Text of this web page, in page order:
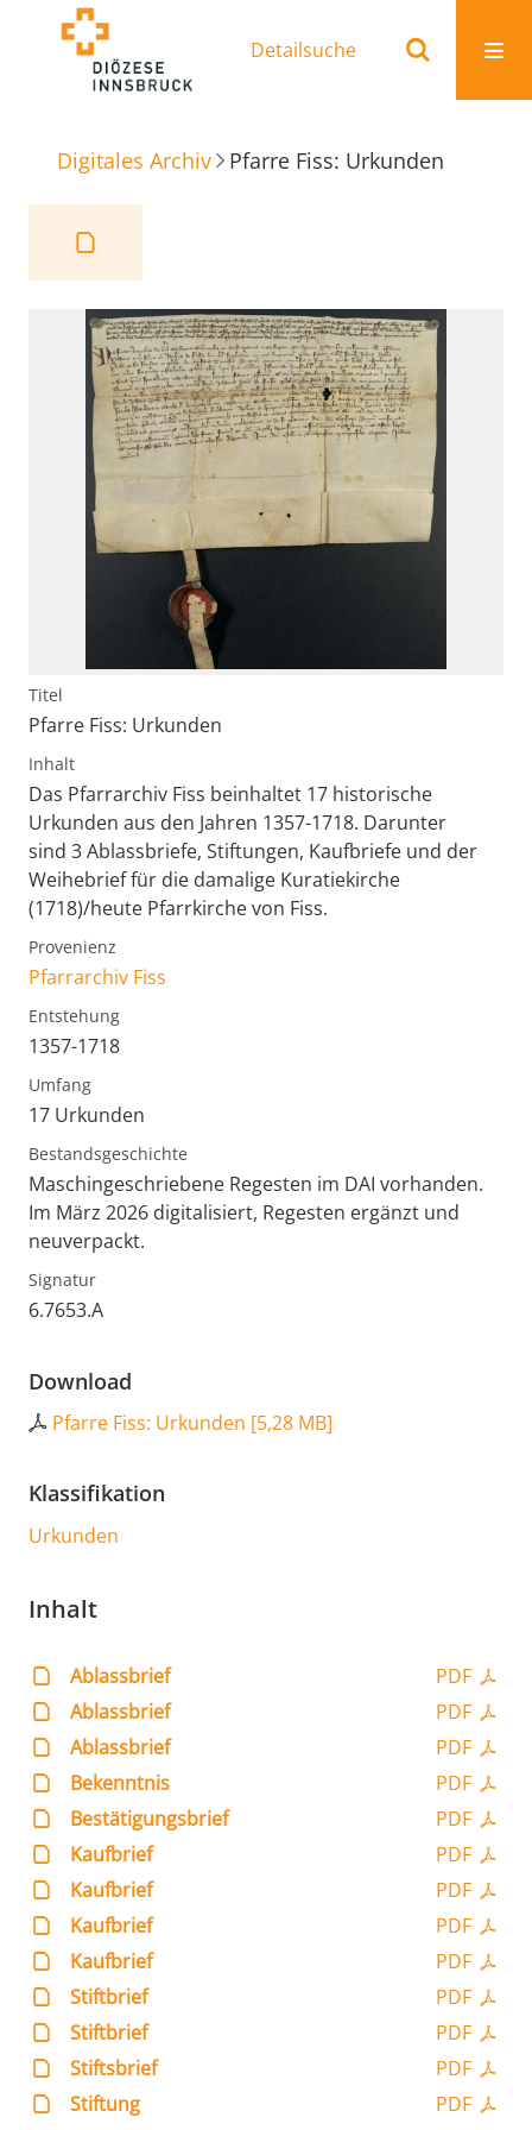
Detailsuche
Digitales Archiv Pfarre Fiss: Urkunden
Titel
Pfarre Fiss: Urkunden
Inhalt
Das Pfarrarchiv Fiss beinhaltet 17 historische
Urkunden aus den Jahren 1357-1718. Darunter
sind 3 Ablassbriefe, Stiftungen, Kaufbriefe und der
Weihebrief für die damalige Kuratiekirche
(1718)/heute Pfarrkirche von Fiss.
Provenienz
Pfarrarchiv Fiss
Entstehung
1357-1718
Umfang
17 Urkunden
Bestandsgeschichte
Maschingeschriebene Regesten im DAI vorhanden.
Im März 2026 digitalisiert, Regesten ergänzt und
neuverpackt.
Signatur
6.7653.A
Download
Pfarre Fiss: Urkunden [5,28 MB]
Klassifikation
Urkunden
Inhalt
PDF
Ablassbrief
PDF
Ablassbrief
PDF
Ablassbrief
PDF
Bekenntnis
PDF
Bestätigungsbrief
PDF
Kaufbrief
PDF
Kaufbrief
PDF
Kaufbrief
PDF
Kaufbrief
PDF
Stiftbrief
PDF
Stiftbrief
PDF
Stiftsbrief
PDF
Stiftung